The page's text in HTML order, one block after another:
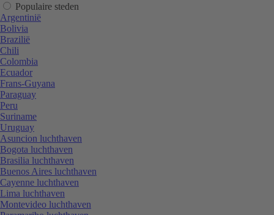
Populaire steden
Argentinië
Bolivia
Brazilië
Chili
Colombia
Ecuador
Frans-Guyana
Paraguay
Peru
Suriname
Uruguay
Asuncion luchthaven
Bogota luchthaven
Brasilia luchthaven
Buenos Aires luchthaven
Cayenne luchthaven
Lima luchthaven
Montevideo luchthaven